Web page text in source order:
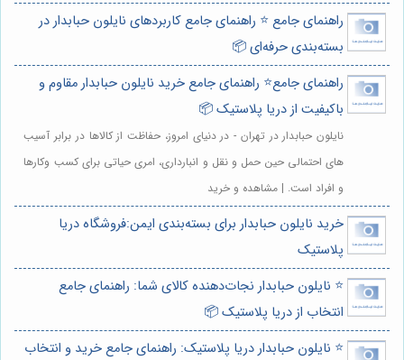
راهنمای جامع ⭐️ راهنمای جامع کاربردهای نایلون حبابدار در
بسته‌بندی حرفه‌ای 📦
راهنمای جامع⭐️ راهنمای جامع خرید نایلون حبابدار مقاوم و
باکیفیت از دریا پلاستیک 📦
نایلون حبابدار در تهران - در دنیای امروز، حفاظت از کالاها در برابر آسیب
های احتمالی حین حمل و نقل و انبارداری، امری حیاتی برای کسب وکارها
و افراد است. | مشاهده و خرید
خرید نایلون حبابدار برای بسته‌بندی ایمن:فروشگاه دریا
پلاستیک
⭐️ نایلون حبابدار نجات‌دهنده کالای شما: راهنمای جامع
انتخاب از دریا پلاستیک 📦
⭐️ نایلون حبابدار دریا پلاستیک: راهنمای جامع خرید و انتخاب